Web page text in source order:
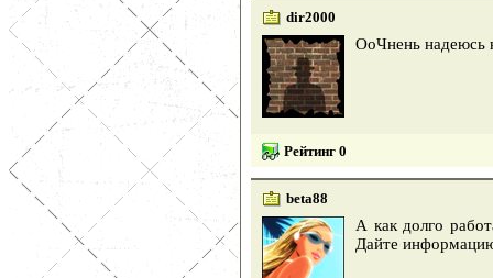
dir2000
ОоЧнень надеюсь
Рейтинг 0
beta88
А как долго
Дайте